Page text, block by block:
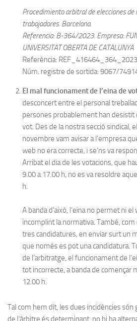
Procedimiento arbitral de elecciones
trabajadores. Barcelona.
Referencia: B-364/2023. Empresa:
UNIVERSITAT OBERTA DE CATALUNYA
Referència:
Núm. registre de sortida: 9067/
El mal funcionament de l’eina de
desconcert entre el personal
persones probablement han desistit
vot. Des de la nostra secció sindical,
novembre vam avisar a l’empresa
web no era correcte, i se’ns va
Arribat el dia de les votacions, que
9.00 a 17.00 h, no es va resoldre
h.
A banda d’això, l’eina no permet ni
incomplint la normativa. També,
tres candidatures, en enviar surt un
que només es pot una candidatura.
de l’arbitratge, el funcionament de
tot incorrecte, a banda de començar
12.00 h.
Tal com hem dit, les dues incidències són
de l’àrbitre és determinant, no hi ha